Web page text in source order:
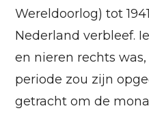
Wereldoorlog) tot
Nederland verbleef.
en nieren rechts
periode zou zijn
getracht om de